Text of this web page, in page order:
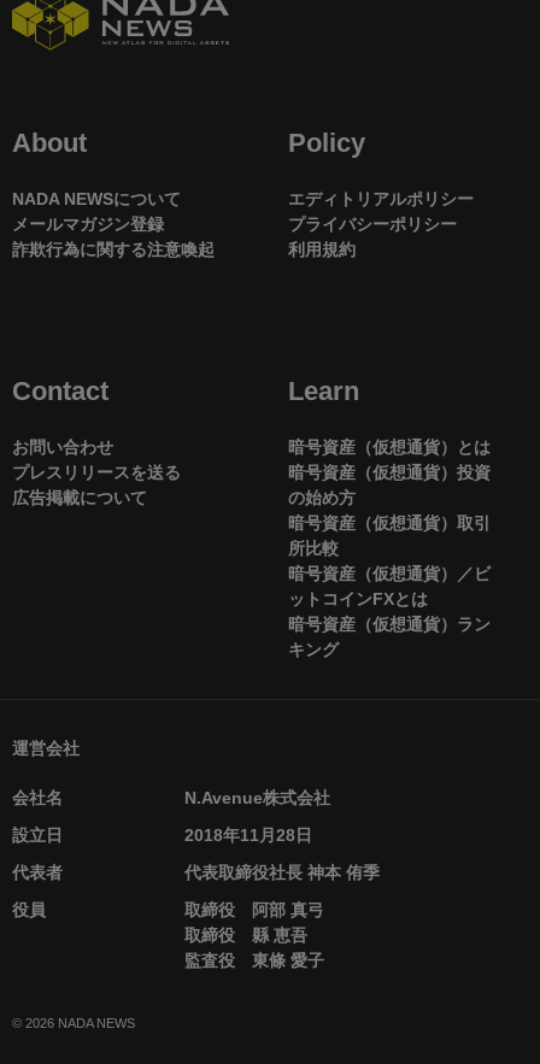
About
NADA NEWSについて
メールマガジン登録
詐欺行為に関する注意喚起
Policy
エディトリアルポリシー
プライバシーポリシー
利用規約
Contact
お問い合わせ
プレスリリースを送る
広告掲載について
Learn
暗号資産（仮想通貨）とは
暗号資産（仮想通貨）投資
の始め方
暗号資産（仮想通貨）取引
所比較
暗号資産（仮想通貨）／ビ
ットコインFXとは
暗号資産（仮想通貨）ラン
キング
運営会社
会社名
N.Avenue株式会社
設立日
2018年11月28日
代表者
代表取締役社長 神本 侑季
役員
取締役 阿部 真弓
取締役 縣 恵吾
監査役 東條 愛子
© 2026 NADA NEWS